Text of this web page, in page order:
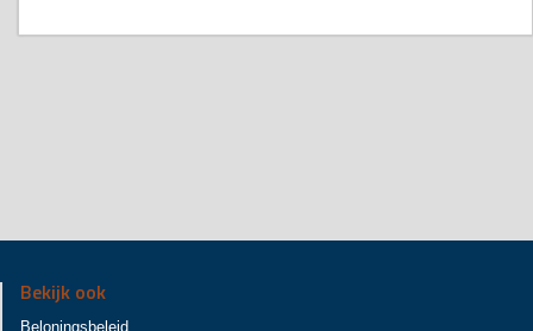
Bekijk ook
Beloningsbeleid